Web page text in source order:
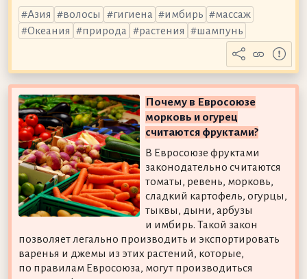
Азия
волосы гигиена имбирь
массаж
Океания
природа растения шампунь
Почему в Евросоюзе
морковь и огурец
считаются фруктами?
В Евросоюзе фруктами
законодательно считаются
томаты, ревень, морковь,
сладкий картофель, огурцы,
тыквы, дыни, арбузы
и имбирь. Такой закон
позволяет легально производить и экспортировать
варенья и джемы из этих растений, которые,
по правилам Евросоюза, могут производиться